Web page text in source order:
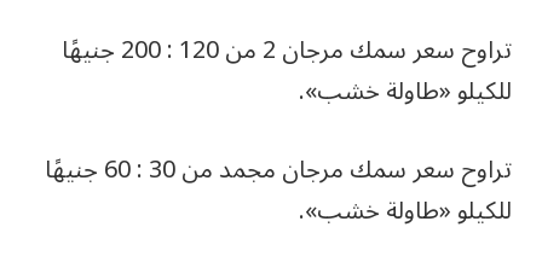
تراوح سعر سمك مرجان 2 من 120 : 200 جنيهًا
للكيلو «طاولة خشب».
تراوح سعر سمك مرجان مجمد من 30 : 60 جنيهًا
للكيلو «طاولة خشب».